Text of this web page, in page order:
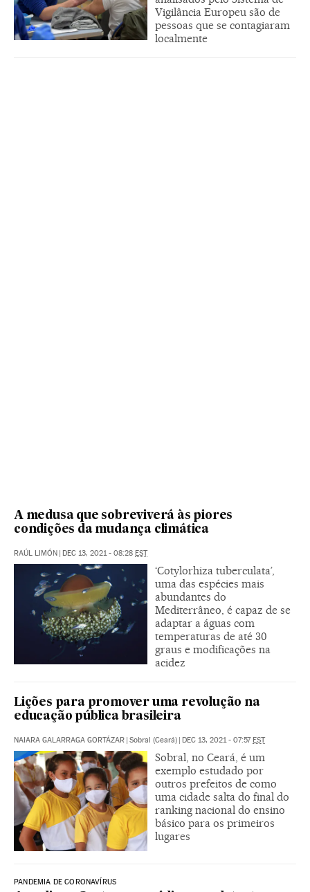
Vigilância Europeu são de
pessoas que se contagiaram
localmente
A medusa que sobreviverá às piores
condições da mudança climática
RAÚL LIMÓN | DEC 13, 2021 - 08:28 EST
‘Cotylorhiza tuberculata’,
uma das espécies mais
abundantes do
Mediterrâneo, é capaz de se
adaptar a águas com
temperaturas de até 30
graus e modificações na
acidez
Lições para promover uma revolução na
educação pública brasileira
NAIARA GALARRAGA GORTÁZAR | Sobral (Ceará) | DEC 13, 2021 - 07:57EST
Sobral, no Ceará, é um
exemplo estudado por
outros prefeitos de como
uma cidade salta do final do
ranking nacional do ensino
básico para os primeiros
lugares
PANDEMIA DE CORONAVÍRUS